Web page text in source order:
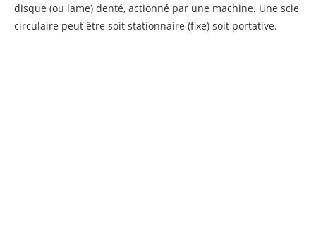
disque (ou lame) denté, actionné par une machine. Une scie
circulaire peut être soit stationnaire (fixe) soit portative.